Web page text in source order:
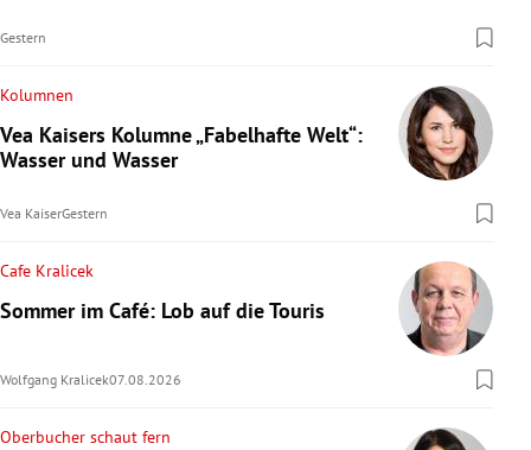
Gestern
Kolumnen
Vea Kaisers Kolumne „Fabelhafte Welt“:
Wasser und Wasser
Vea KaiserGestern
Cafe Kralicek
Sommer im Café: Lob auf die Touris
Wolfgang Kralicek07.08.2026
Oberbucher schaut fern